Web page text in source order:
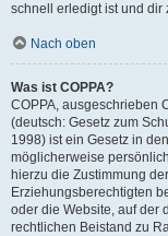
schnell erledigt ist und dir
Nach oben
Was ist COPPA?
COPPA, ausgeschrieben
(deutsch: Gesetz zum
1998) ist ein Gesetz in
möglicherweise
hierzu die Zustimmung
Erziehungsberechtigten
oder die Website, auf der
rechtlichen Beistand zu